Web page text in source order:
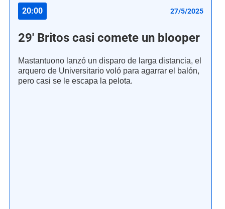
20:00 27/5/2025
29' Britos casi comete un blooper
Mastantuono lanzó un disparo de larga distancia, el
arquero de Universitario voló para agarrar el balón,
pero casi se le escapa la pelota.